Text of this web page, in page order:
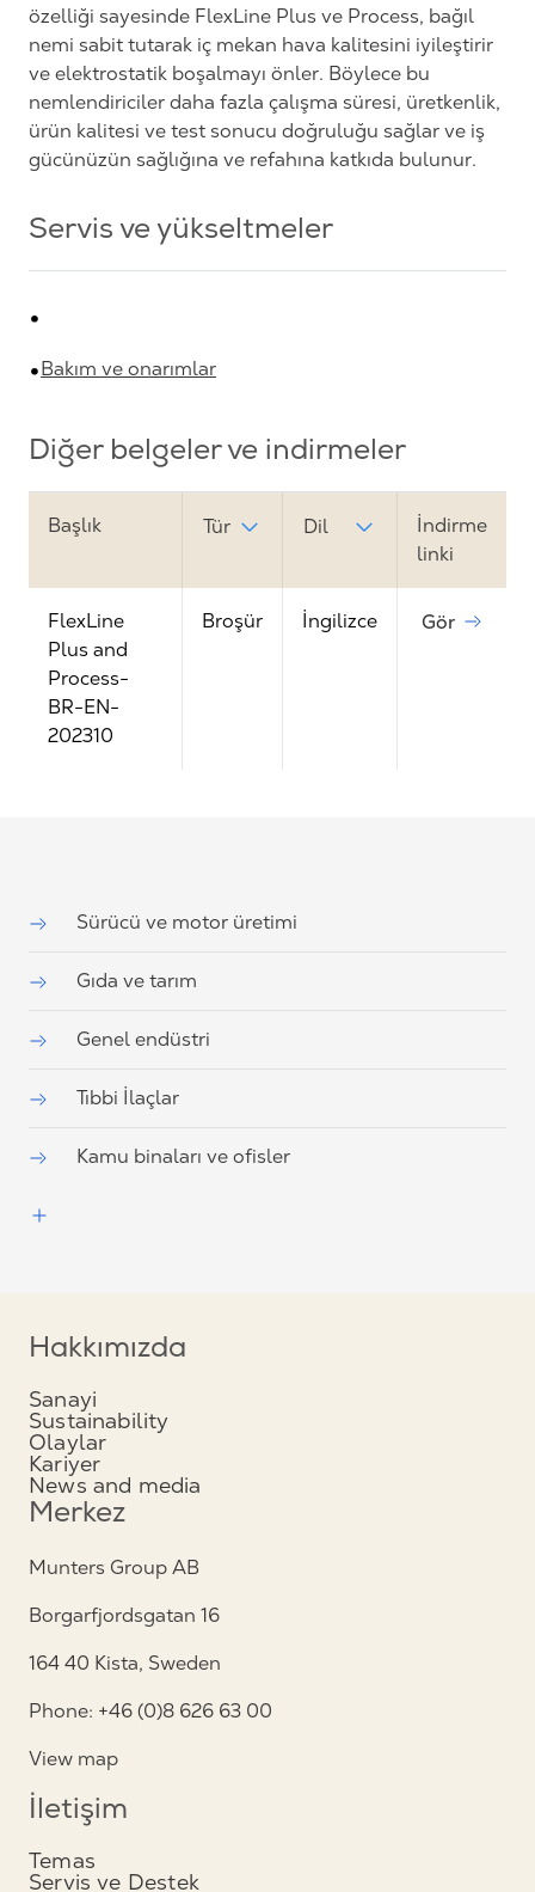
özelliği sayesinde FlexLine Plus ve Process, bağıl
nemi sabit tutarak iç mekan hava kalitesini iyileştirir
ve elektrostatik boşalmayı önler. Böylece bu
nemlendiriciler daha fazla çalışma süresi, üretkenlik,
ürün kalitesi ve test sonucu doğruluğu sağlar ve iş
gücünüzün sağlığına ve refahına katkıda bulunur.
Servis ve yükseltmeler
Bakım ve onarımlar
Diğer belgeler ve indirmeler
Başlık Tür Dil
İndirme
linki
FlexLine
Plus and
Process-
BR-EN-
202310
Broşür İngilizce Gör
Sürücü ve motor üretimi
Gıda ve tarım
Genel endüstri
Tıbbi İlaçlar
Kamu binaları ve ofisler
Hakkımızda
Sanayi
Sustainability
Olaylar
Kariyer
News and media
Merkez
Munters Group AB
Borgarfjordsgatan 16
164 40 Kista, Sweden
Phone: +46 (0)8 626 63 00
View map
İletişim
Temas
Servis ve Destek